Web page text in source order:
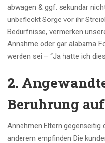
abwagen & ggf. sekundar
unbefleckt Sorge vor ihr
Bedurfnisse, vermerken
Annahme oder gar alabama
werden sei – “Ja hatte ich
2.
Beruhrung
Annehmen Eltern gegenseitig
anderem empfinden Die